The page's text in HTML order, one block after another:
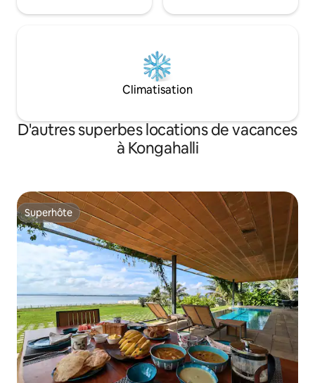
Climatisation
D'autres superbes locations de vacances
à Kongahalli
Superhôte
Superhôte